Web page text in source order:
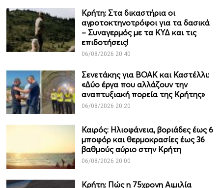
Κρήτη: Στα δικαστήρια οι
αγροτοκτηνοτρόφοι για τα δασικά
– Συναγερμός με τα ΚΥΔ και τις
επιδοτήσεις!
06/08/2026 20:40
Σενετάκης για ΒΟΑΚ και Καστέλλι:
«Δύο έργα που αλλάζουν την
αναπτυξιακή πορεία της Κρήτης»
06/08/2026 20:20
Καιρός: Ηλιοφάνεια, βοριάδες έως 6
μποφόρ και θερμοκρασίες έως 36
βαθμούς αύριο στην Κρήτη
06/08/2026 20:00
Κρήτη: Πώς η 75χρονη Αιμιλία